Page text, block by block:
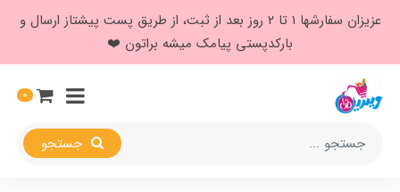
عزیزان سفارشها ۱ تا ۲ روز بعد از ثبت، از طریق پست پیشتاز ارسال و
بارکدپستی پیامک میشه براتون ❤️
0